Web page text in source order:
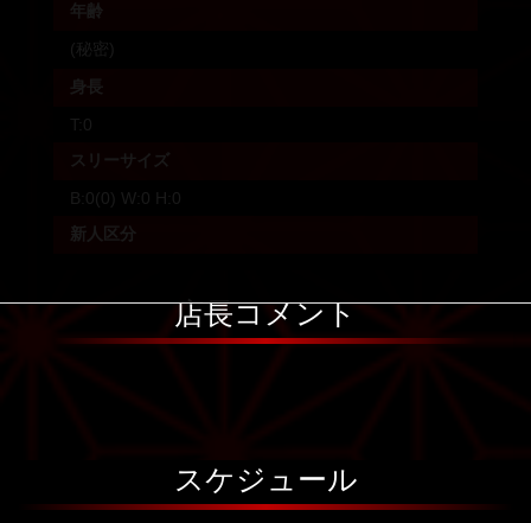
年齢
(秘密)
身長
T:0
スリーサイズ
B:0(0) W:0 H:0
新人区分
店長コメント
スケジュール